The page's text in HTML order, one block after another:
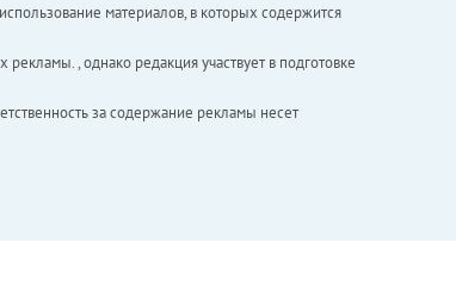
материалов, в которых содержится
, однако редакция участвует в подготовке
за содержание рекламы несет